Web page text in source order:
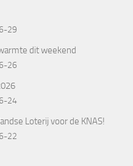
29
dit weekend
26
24
Loterij voor de KNAS!
22